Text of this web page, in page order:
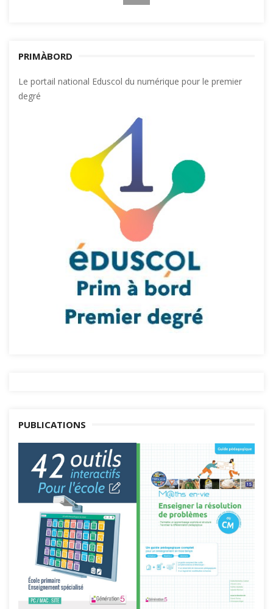
PRIMÀBORD
Le portail national Eduscol du numérique pour le premier
degré
PUBLICATIONS